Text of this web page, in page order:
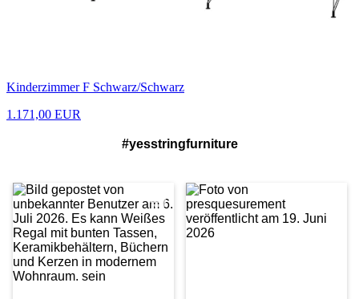
Kinderzimmer F Schwarz/Schwarz
1.171,00 EUR
#yesstringfurniture